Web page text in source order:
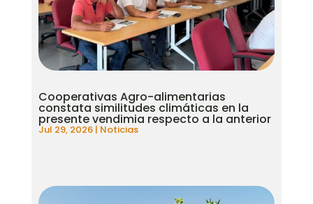
Cooperativas Agro-alimentarias
constata similitudes climáticas en la
presente vendimia respecto a la anterior
Jul 29, 2026| Noticias